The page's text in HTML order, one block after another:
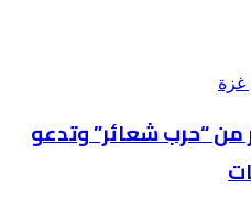
“حرب شعائر” وتدعو